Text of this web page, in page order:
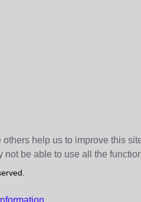
help us to improve this
be able to use all the